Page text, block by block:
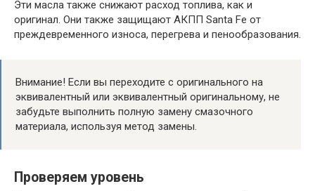
Эти масла также снижают расход топлива, как и
оригинал. Они также защищают АКПП Santa Fe от
преждевременного износа, перегрева и пенообразования.
Внимание! Если вы переходите с оригинального на
эквивалентный или эквивалентный оригинальному, не
забудьте выполнить полную замену смазочного
материала, используя метод замены.
Проверяем уровень